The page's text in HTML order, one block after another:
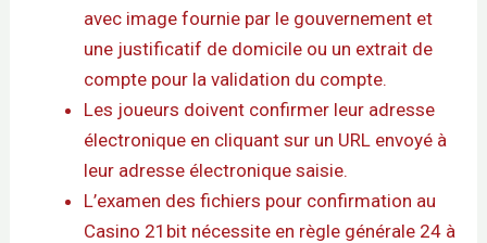
avec image fournie par le gouvernement et
une justificatif de domicile ou un extrait de
compte pour la validation du compte.
Les joueurs doivent confirmer leur adresse
électronique en cliquant sur un URL envoyé à
leur adresse électronique saisie.
L’examen des fichiers pour confirmation au
Casino 21bit nécessite en règle générale 24 à